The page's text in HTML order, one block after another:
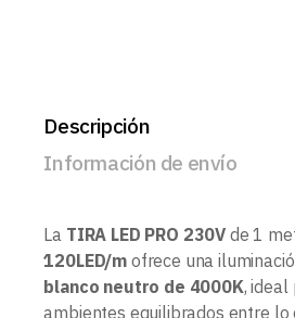
Descripción
Información de envío
La TIRA LED PRO 230V de 1
120LED/m ofrece una
blanco neutro de 4000K, ideal
ambientes equilibrados entre lo